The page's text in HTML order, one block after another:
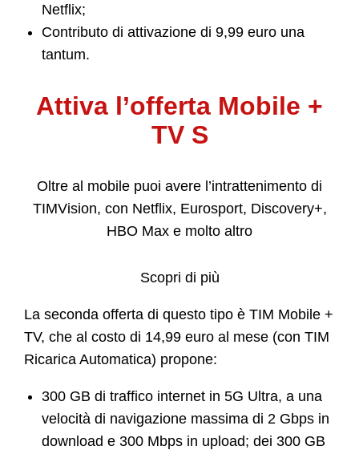
Netflix;
Contributo di attivazione di 9,99 euro una
tantum.
Attiva l’offerta Mobile +
TV S
Oltre al mobile puoi avere l’intrattenimento di
TIMVision, con Netflix, Eurosport, Discovery+,
HBO Max e molto altro
Scopri di più
La seconda offerta di questo tipo è TIM Mobile +
TV, che al costo di 14,99 euro al mese (con TIM
Ricarica Automatica) propone:
300 GB di traffico internet in 5G Ultra, a una
velocità di navigazione massima di 2 Gbps in
download e 300 Mbps in upload; dei 300 GB